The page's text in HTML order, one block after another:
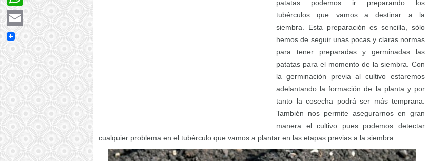
patatas podemos ir preparando los
tubérculos que vamos a destinar a la
siembra. Esta preparación es sencilla, sólo
hemos de seguir unas pocas y claras normas
para tener preparadas y germinadas las
patatas para el momento de la siembra. Con
la germinación previa al cultivo estaremos
adelantando la formación de la planta y por
tanto la cosecha podrá ser más temprana.
También nos permite asegurarnos en gran
manera el cultivo pues podemos detectar
cualquier problema en el tubérculo que vamos a plantar en las etapas previas a la siembra.
WhatsApp
Email